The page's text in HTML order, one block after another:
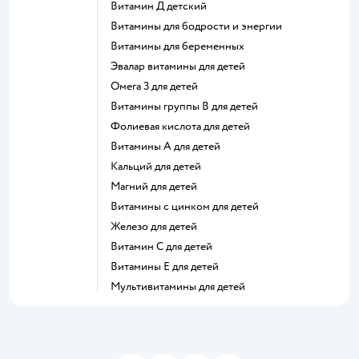
Витамин Д детский
Витамины для бодрости и энергии
Витамины для беременных
Эвалар витамины для детей
Омега 3 для детей
Витамины группы В для детей
Фолиевая кислота для детей
Витамины А для детей
Кальций для детей
Магний для детей
Витамины с цинком для детей
Железо для детей
Витамин С для детей
Витамины Е для детей
Мультивитамины для детей